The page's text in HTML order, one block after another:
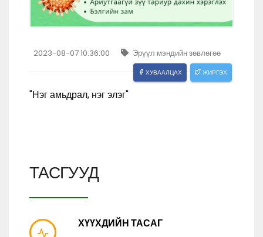
2023-08-07 10:36:00 Эрүүл мэндийн зөвлөгөө
ХУВААЛЦАХ ЖИРГЭХ
"Нэг амьдрал, нэг элэг"
ТАСГУУД
ХҮҮХДИЙН ТАСАГ